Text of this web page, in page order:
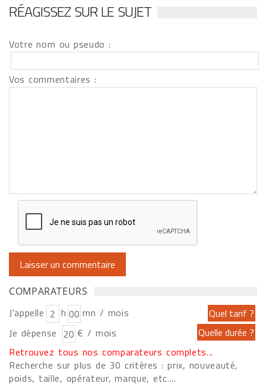
RÉAGISSEZ SUR LE SUJET
Votre nom ou pseudo :
Vos commentaires :
COMPARATEURS
J'appelle h
mn / mois
Je dépense
€ / mois
Retrouvez tous nos comparateurs complets...
Recherche sur plus de 30 critères : prix, nouveauté,
poids, taille, opérateur, marque, etc....